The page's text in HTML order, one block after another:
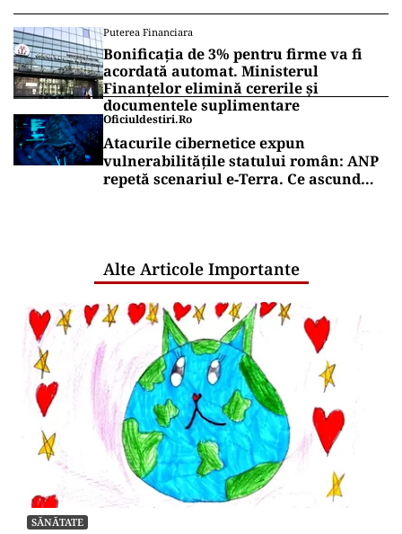
Puterea Financiara
Bonificația de 3% pentru firme va fi
acordată automat. Ministerul
Finanțelor elimină cererile și
documentele suplimentare
Oficiuldestiri.ro
Atacurile cibernetice expun
vulnerabilitățile statului român: ANP
repetă scenariul e‑Terra. Ce ascund
Alte Articole Importante
SĂNĂTATE